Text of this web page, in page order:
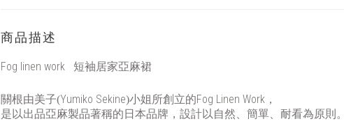
商品描述
Fog linen work 短袖居家亞麻裙
關根由美子(Yumiko Sekine)小姐所創立的Fog Linen Work ，
是以出品亞麻製品著稱的日本品牌，設計以自然、簡單、耐看為原則。